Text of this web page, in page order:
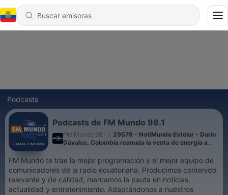
Podcasts
Podcasts de FM Mundo 98.1
FM Mundo 98.1
29576 - NotiMundo Estelar - Darío
Dávalos, Colombia reanuda la venta de energía a
FM Mundo te trae la mejor programación y el mejor equipo de
comunicadores de la radio ecuatoriana. Producimos contenido
relevante y de calidad; marcamos la pauta en noticias,
actualidad y entretenimiento. Adaptándonos a nuestros